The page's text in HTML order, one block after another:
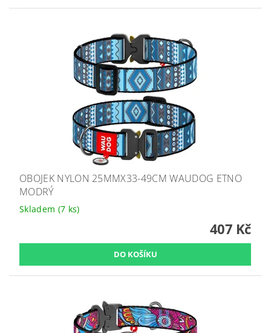
OBOJEK NYLON 25MMX33-49CM WAUDOG ETNO
MODRÝ
Skladem (7 ks)
407 Kč